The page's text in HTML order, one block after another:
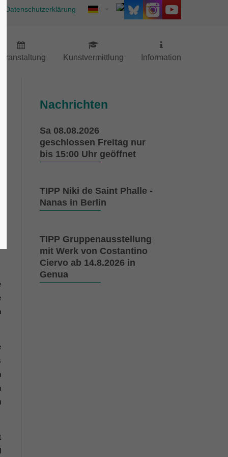
Datenschutzerklärung
Veranstaltung Kunstvermittlung Information
Nachrichten
Sa 08.08.2026
geschlossen Freitag nur
bis 15:00 Uhr geöffnet
TIPP Niki de Saint Phalle -
Nanas in Berlin
TIPP Gruppenausstellung
mit Werk von Costantino
Ciervo ab 14.8.2026 in
Genua